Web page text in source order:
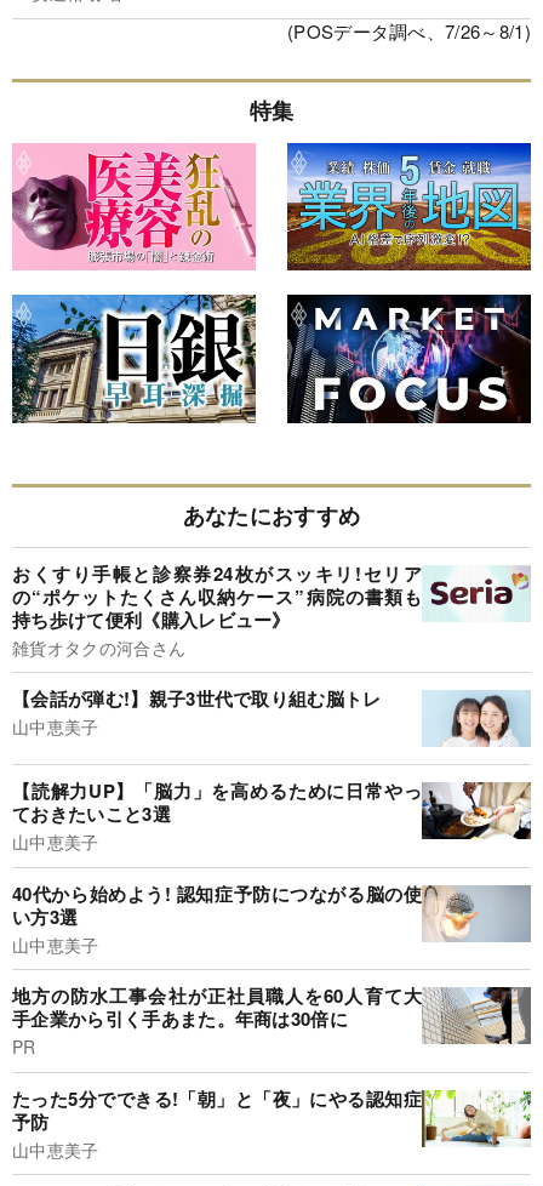
(POSデータ調べ、7/26～8/1)
特集
あなたにおすすめ
おくすり手帳と診察券24枚がスッキリ!セリア
の“ポケットたくさん収納ケース”病院の書類も
持ち歩けて便利《購入レビュー》
雑貨オタクの河合さん
【会話が弾む!】親子3世代で取り組む脳トレ
山中恵美子
【読解力UP】「脳力」を高めるために日常やっ
ておきたいこと3選
山中恵美子
40代から始めよう! 認知症予防につながる脳の使
い方3選
山中恵美子
地方の防水工事会社が正社員職人を60人育て大
手企業から引く手あまた。年商は30倍に
PR
たった5分でできる!「朝」と「夜」にやる認知症
予防
山中恵美子